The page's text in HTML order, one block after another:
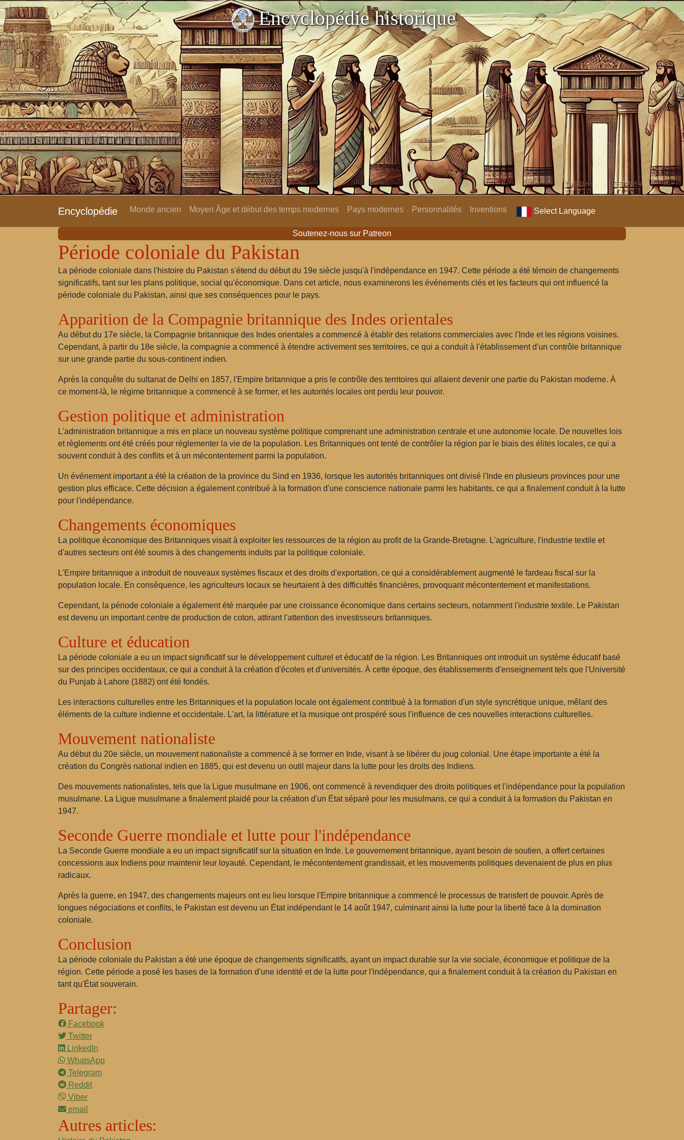
Encyclopédie historique
Encyclopédie Monde ancien Moyen Âge et début des temps modernes Pays modernes Personnalités Inventions Select Language
Soutenez-nous sur Patreon
Période coloniale du Pakistan
La période coloniale dans l'histoire du Pakistan s'étend du début du 19e siècle jusqu'à l'indépendance en 1947. Cette période a été témoin de changements
significatifs, tant sur les plans politique, social qu'économique. Dans cet article, nous examinerons les événements clés et les facteurs qui ont influencé la
période coloniale du Pakistan, ainsi que ses conséquences pour le pays.
Apparition de la Compagnie britannique des Indes orientales
Au début du 17e siècle, la Compagnie britannique des Indes orientales a commencé à établir des relations commerciales avec l'Inde et les régions voisines.
Cependant, à partir du 18e siècle, la compagnie a commencé à étendre activement ses territoires, ce qui a conduit à l'établissement d'un contrôle britannique
sur une grande partie du sous-continent indien.
Après la conquête du sultanat de Delhi en 1857, l'Empire britannique a pris le contrôle des territoires qui allaient devenir une partie du Pakistan moderne. À
ce moment-là, le régime britannique a commencé à se former, et les autorités locales ont perdu leur pouvoir.
Gestion politique et administration
L'administration britannique a mis en place un nouveau système politique comprenant une administration centrale et une autonomie locale. De nouvelles lois
et règlements ont été créés pour réglementer la vie de la population. Les Britanniques ont tenté de contrôler la région par le biais des élites locales, ce qui a
souvent conduit à des conflits et à un mécontentement parmi la population.
Un événement important a été la création de la province du Sind en 1936, lorsque les autorités britanniques ont divisé l'Inde en plusieurs provinces pour une
gestion plus efficace. Cette décision a également contribué à la formation d'une conscience nationale parmi les habitants, ce qui a finalement conduit à la lutte
pour l'indépendance.
Changements économiques
La politique économique des Britanniques visait à exploiter les ressources de la région au profit de la Grande-Bretagne. L'agriculture, l'industrie textile et
d'autres secteurs ont été soumis à des changements induits par la politique coloniale.
L'Empire britannique a introduit de nouveaux systèmes fiscaux et des droits d'exportation, ce qui a considérablement augmenté le fardeau fiscal sur la
population locale. En conséquence, les agriculteurs locaux se heurtaient à des difficultés financières, provoquant mécontentement et manifestations.
Cependant, la période coloniale a également été marquée par une croissance économique dans certains secteurs, notamment l'industrie textile. Le Pakistan
est devenu un important centre de production de coton, attirant l'attention des investisseurs britanniques.
Culture et éducation
La période coloniale a eu un impact significatif sur le développement culturel et éducatif de la région. Les Britanniques ont introduit un système éducatif basé
sur des principes occidentaux, ce qui a conduit à la création d'écoles et d'universités. À cette époque, des établissements d'enseignement tels que l'Université
du Punjab à Lahore (1882) ont été fondés.
Les interactions culturelles entre les Britanniques et la population locale ont également contribué à la formation d'un style syncrétique unique, mêlant des
éléments de la culture indienne et occidentale. L'art, la littérature et la musique ont prospéré sous l'influence de ces nouvelles interactions culturelles.
Mouvement nationaliste
Au début du 20e siècle, un mouvement nationaliste a commencé à se former en Inde, visant à se libérer du joug colonial. Une étape importante a été la
création du Congrès national indien en 1885, qui est devenu un outil majeur dans la lutte pour les droits des Indiens.
Des mouvements nationalistes, tels que la Ligue musulmane en 1906, ont commencé à revendiquer des droits politiques et l'indépendance pour la population
musulmane. La Ligue musulmane a finalement plaidé pour la création d'un État séparé pour les musulmans, ce qui a conduit à la formation du Pakistan en
1947.
Seconde Guerre mondiale et lutte pour l'indépendance
La Seconde Guerre mondiale a eu un impact significatif sur la situation en Inde. Le gouvernement britannique, ayant besoin de soutien, a offert certaines
concessions aux Indiens pour maintenir leur loyauté. Cependant, le mécontentement grandissait, et les mouvements politiques devenaient de plus en plus
radicaux.
Après la guerre, en 1947, des changements majeurs ont eu lieu lorsque l'Empire britannique a commencé le processus de transfert de pouvoir. Après de
longues négociations et conflits, le Pakistan est devenu un État indépendant le 14 août 1947, culminant ainsi la lutte pour la liberté face à la domination
coloniale.
Conclusion
La période coloniale du Pakistan a été une époque de changements significatifs, ayant un impact durable sur la vie sociale, économique et politique de la
région. Cette période a posé les bases de la formation d'une identité et de la lutte pour l'indépendance, qui a finalement conduit à la création du Pakistan en
tant qu'État souverain.
Partager:
Facebook
Twitter
LinkedIn
WhatsApp
Telegram
Reddit
Viber
email
Autres articles: